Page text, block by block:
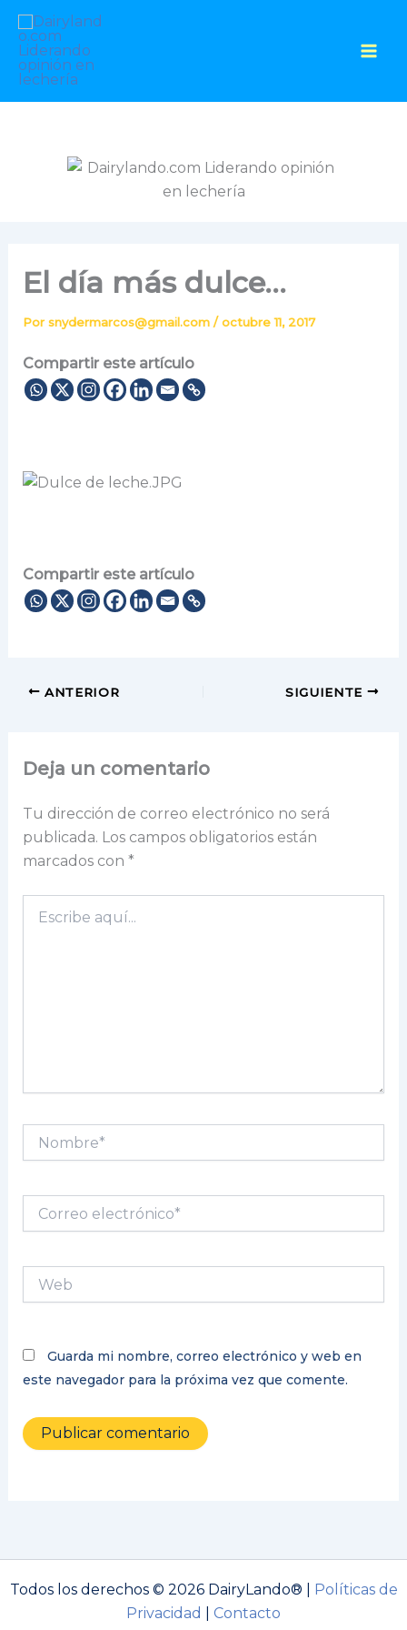
contenido
El día más dulce…
Por snydermarcos@gmail.com /octubre 11, 2017
Compartir este artículo
Compartir este artículo
ANTERIOR SIGUIENTE
Deja un comentario
Tu dirección de correo electrónico no será
publicada. Los campos obligatorios están
marcados con *
aquí...
Nombre*
electrónico*
Guarda mi nombre, correo electrónico y web en
este navegador para la próxima vez que comente.
Todos los derechos © 2026 DairyLando® |
Políticas de
Privacidad
Contacto